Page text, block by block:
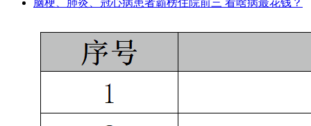
脑梗、肺炎、冠心病患者霸榜住院前三 看啥病最花钱？